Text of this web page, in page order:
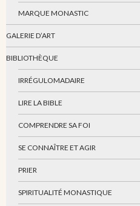
MARQUE MONASTIC
GALERIE D’ART
BIBLIOTHÈQUE
IRRÉGULOMADAIRE
LIRE LA BIBLE
COMPRENDRE SA FOI
SE CONNAÎTRE ET AGIR
PRIER
SPIRITUALITÉ MONASTIQUE